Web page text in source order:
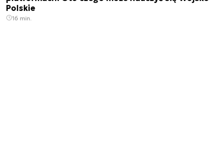
Polskie
16 min.